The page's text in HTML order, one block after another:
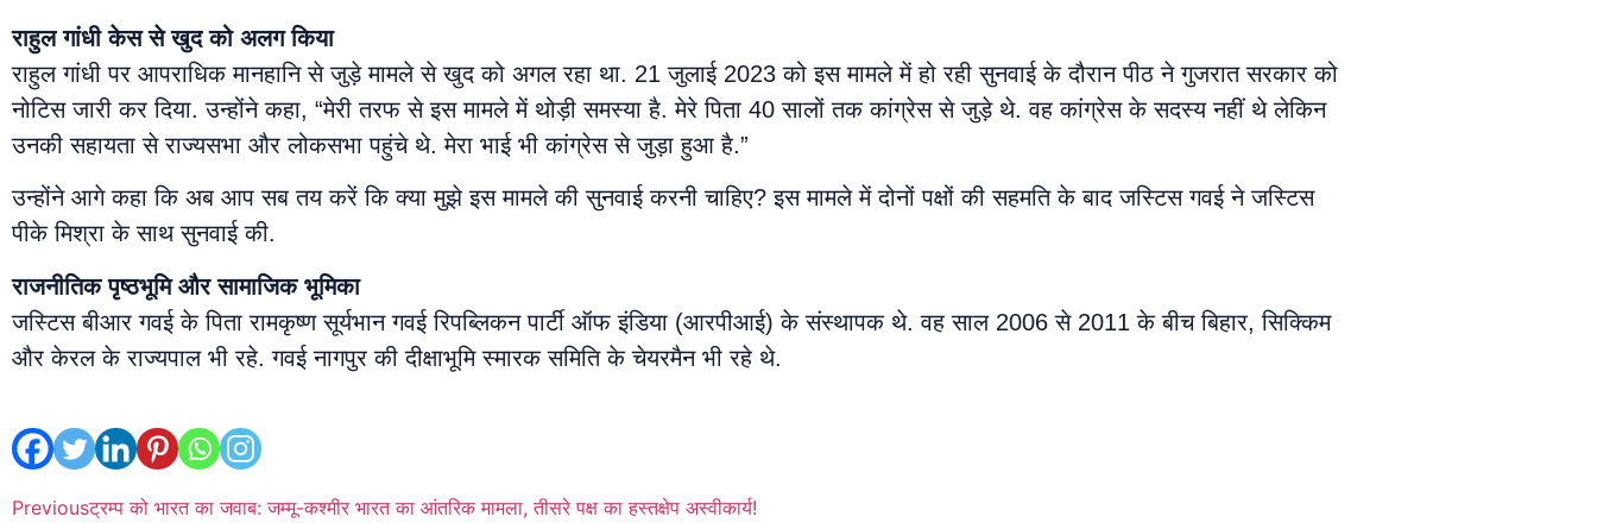
राहुल गांधी केस से खुद को अलग किया
राहुल गांधी पर आपराधिक मानहानि से जुड़े मामले से खुद को अगल रहा था. 21 जुलाई 2023 को इस मामले में हो रही सुनवाई के दौरान पीठ ने गुजरात सरकार को
नोटिस जारी कर दिया. उन्होंने कहा, “मेरी तरफ से इस मामले में थोड़ी समस्या है. मेरे पिता 40 सालों तक कांग्रेस से जुड़े थे. वह कांग्रेस के सदस्य नहीं थे लेकिन
उनकी सहायता से राज्यसभा और लोकसभा पहुंचे थे. मेरा भाई भी कांग्रेस से जुड़ा हुआ है.”
उन्होंने आगे कहा कि अब आप सब तय करें कि क्या मुझे इस मामले की सुनवाई करनी चाहिए? इस मामले में दोनों पक्षों की सहमति के बाद जस्टिस गवई ने जस्टिस
पीके मिश्रा के साथ सुनवाई की.
राजनीतिक पृष्ठभूमि और सामाजिक भूमिका
जस्टिस बीआर गवई के पिता रामकृष्ण सूर्यभान गवई रिपब्लिकन पार्टी ऑफ इंडिया (आरपीआई) के संस्थापक थे. वह साल 2006 से 2011 के बीच बिहार, सिक्किम
और केरल के राज्यपाल भी रहे. गवई नागपुर की दीक्षाभूमि स्मारक समिति के चेयरमैन भी रहे थे.
Previousट्रम्प को भारत का जवाब: जम्मू-कश्मीर भारत का आंतरिक मामला, तीसरे पक्ष का हस्तक्षेप अस्वीकार्य!